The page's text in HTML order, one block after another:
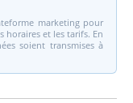
marketing pour
horaires et les tarifs. En
soient transmises à